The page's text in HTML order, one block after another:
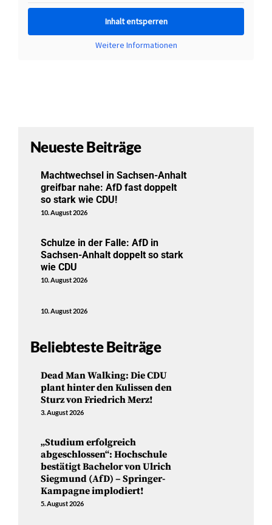
Inhalt entsperren
Weitere Informationen
Neueste Beiträge
Machtwechsel in Sachsen-Anhalt
greifbar nahe: AfD fast doppelt
so stark wie CDU!
10. August 2026
Schulze in der Falle: AfD in
Sachsen-Anhalt doppelt so stark
wie CDU
10. August 2026
10. August 2026
Beliebteste Beiträge
Dead Man Walking: Die CDU
plant hinter den Kulissen den
Sturz von Friedrich Merz!
3. August 2026
„Studium erfolgreich
abgeschlossen“: Hochschule
bestätigt Bachelor von Ulrich
Siegmund (AfD) – Springer-
Kampagne implodiert!
5. August 2026